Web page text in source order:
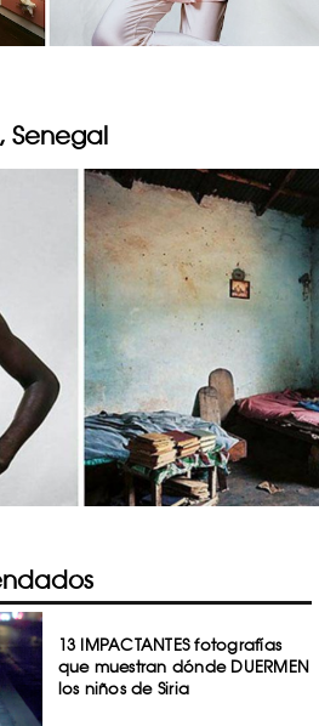
Senegal
13 IMPACTANTES fotografías
que muestran dónde DUERMEN
los niños de Siria